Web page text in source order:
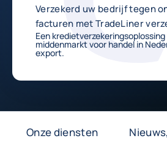
Verzekerd uw bedrijf tegen
facturen met TradeLiner
Een
middenmarkt voor handel in
export.
Onze diensten